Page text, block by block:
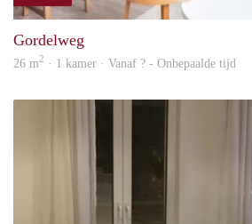
Gordelweg
26 m2 · 1 kamer · Vanaf ? - Onbepaalde tijd